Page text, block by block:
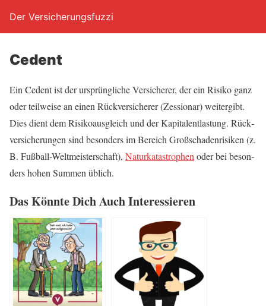
Der Versicherungsfuzzi
Cedent
Ein Cedent ist der ursprüng­li­che Ver­si­che­rer, der ein Risi­ko ganz
oder teil­wei­se an einen Rück­ver­si­che­rer (Zes­sio­nar) wei­ter­gibt.
Dies dient dem Risi­ko­aus­gleich und der Kapi­tal­entlas­tung. Rück­
ver­si­che­run­gen sind beson­ders im Bereich Groß­scha­den­ri­si­ken (z.
B. Fuß­ball-Welt­meis­ter­schaft), Natur­ka­ta­stro­phen oder bei beson­
ders hohen Sum­men üblich.
Das Könn­te Dich Auch Interessieren